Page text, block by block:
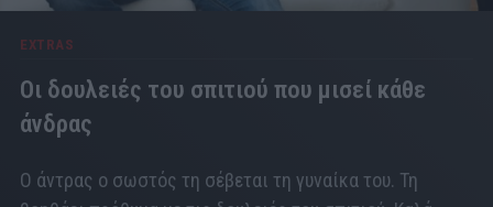
EXTRAS
Οι δουλειές του σπιτιού που μισεί κάθε
άνδρας
Ο άντρας ο σωστός τη σέβεται τη γυναίκα του. Τη